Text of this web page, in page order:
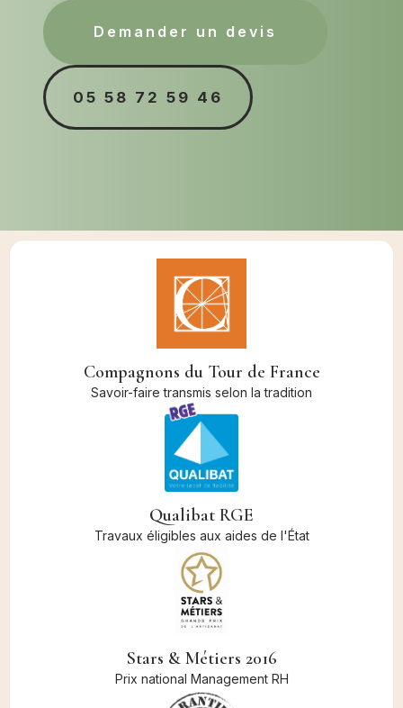
Demander un devis
05 58 72 59 46
Compagnons du Tour de France
Savoir-faire transmis selon la tradition
Qualibat RGE
Travaux éligibles aux aides de l'État
Stars & Métiers 2016
Prix national Management RH